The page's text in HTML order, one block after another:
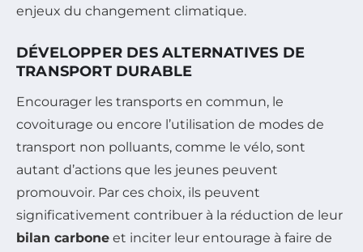
enjeux du changement climatique.
DÉVELOPPER DES ALTERNATIVES DE
TRANSPORT DURABLE
Encourager les transports en commun, le
covoiturage ou encore l’utilisation de modes de
transport non polluants, comme le vélo, sont
autant d’actions que les jeunes peuvent
promouvoir. Par ces choix, ils peuvent
significativement contribuer à la réduction de leur
bilan carbone et inciter leur entourage à faire de